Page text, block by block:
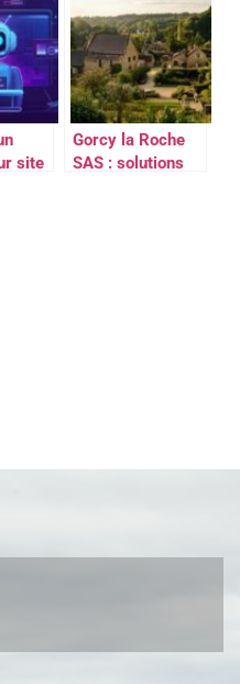
les
apprendre un
metier technique
site
Gorcy la Roche
SAS : solutions